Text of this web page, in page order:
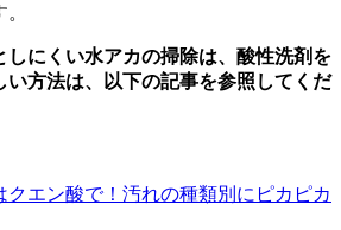
しにくい水アカの掃除は、酸性洗剤を
い方法は、以下の記事を参照してくだ
クエン酸で！汚れの種類別にピカピカ